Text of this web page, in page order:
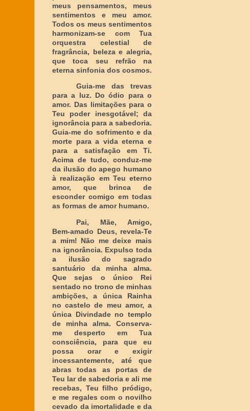
meus pensamentos, meus
sentimentos e meu amor.
Todos os meus sentimentos
harmonizam-se com Tua
orquestra celestial de
fragrância, beleza e alegria,
que toca seu refrão na
eterna sinfonia dos cosmos.
Guia-me das trevas
para a luz. Do ódio para o
amor. Das limitações para o
Teu poder inesgotável; da
ignorância para a sabedoria.
Guia-me do sofrimento e da
morte para a vida eterna e
para a satisfação em Ti.
Acima de tudo, conduz-me
da ilusão do apego humano
à realização em Teu eterno
amor, que brinca de
esconder comigo em todas
as formas de amor humano.
Pai, Mãe, Amigo,
Bem-amado Deus, revela-Te
a mim! Não me deixe mais
na ignorância. Expulso toda
a ilusão do sagrado
santuário da minha alma.
Que sejas o único Rei
sentado no trono de minhas
ambições, a única Rainha
no castelo de meu amor, a
única Divindade no templo
de minha alma. Conserva-
me desperto em Tua
consciência, para que eu
possa orar e exigir
incessantemente, até que
abras todas as portas de
Teu lar de sabedoria e ali me
recebas, Teu filho pródigo,
e me regales com o novilho
cevado da imortalidade e da